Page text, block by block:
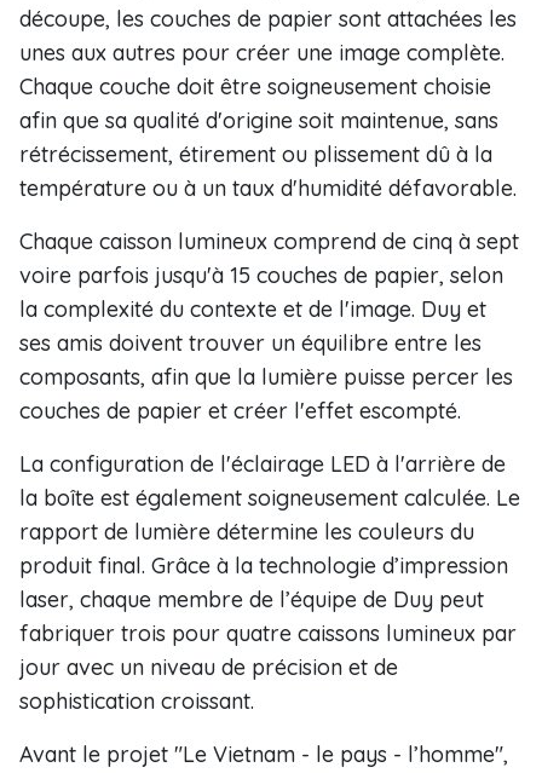
découpe, les couches de papier sont attachées les
unes aux autres pour créer une image complète.
Chaque couche doit être soigneusement choisie
afin que sa qualité d'origine soit maintenue, sans
rétrécissement, étirement ou plissement dû à la
température ou à un taux d'humidité défavorable.
Chaque caisson lumineux comprend de cinq à sept
voire parfois jusqu'à 15 couches de papier, selon
la complexité du contexte et de l'image. Duy et
ses amis doivent trouver un équilibre entre les
composants, afin que la lumière puisse percer les
couches de papier et créer l'effet escompté.
La configuration de l'éclairage LED à l'arrière de
la boîte est également soigneusement calculée. Le
rapport de lumière détermine les couleurs du
produit final. Grâce à la technologie d’impression
laser, chaque membre de l’équipe de Duy peut
fabriquer trois pour quatre caissons lumineux par
jour avec un niveau de précision et de
sophistication croissant.
Avant le projet "Le Vietnam - le pays - l’homme",